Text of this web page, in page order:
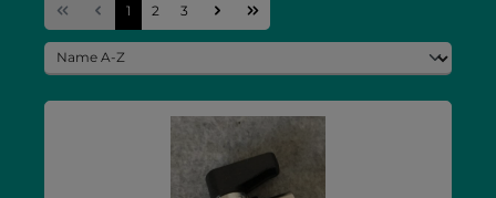
Seite
1 Seite
2 Seite
3